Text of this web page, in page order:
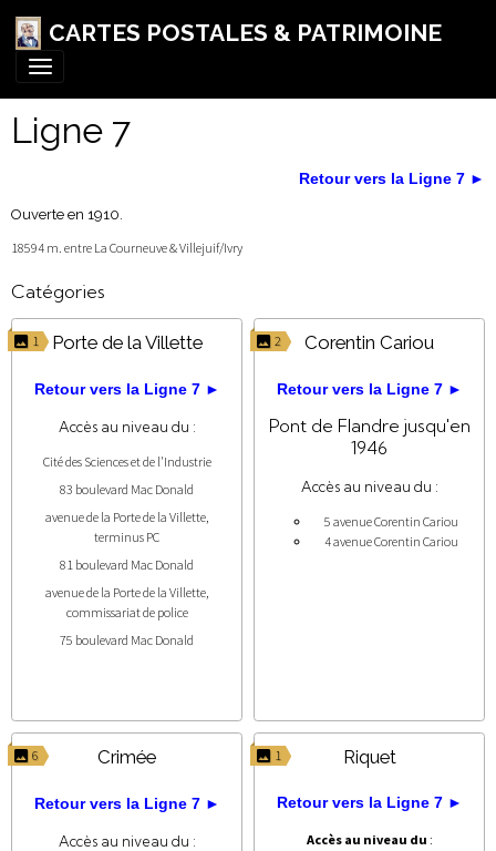
CARTES POSTALES & PATRIMOINE
Ligne 7
Retour vers la Ligne 7 ►
Ouverte en 1910.
18594 m. entre La Courneuve & Villejuif/Ivry
Catégories
1 Porte de la Villette
Retour vers la Ligne 7 ►
Accès au niveau du :
Cité des Sciences et de l'Industrie
83 boulevard Mac Donald
avenue de la Porte de la Villette,
terminus PC
81 boulevard Mac Donald
avenue de la Porte de la Villette,
commissariat de police
75 boulevard Mac Donald
2 Corentin Cariou
Retour vers la Ligne 7 ►
Pont de Flandre jusqu'en
1946
Accès au niveau du :
5 avenue Corentin Cariou
4 avenue Corentin Cariou
6 Crimée
Retour vers la Ligne 7 ►
Accès au niveau du :
1 Riquet
Retour vers la Ligne 7 ►
Accès au niveau du :